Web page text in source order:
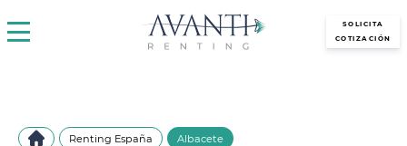
SOLICITA
COTIZACIÓN
Renting España Albacete